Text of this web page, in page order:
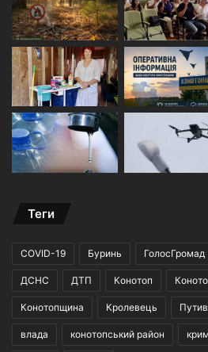
Теги
COVID-19 Буринь ГолосГромад
ДСНС ДТП Конотоп
Конотопщина Кролевець
влада конотопський район